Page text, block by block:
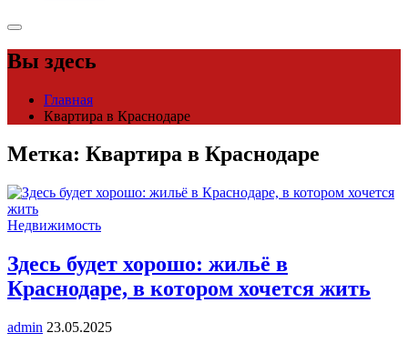
Вы здесь
Главная
Квартира в Краснодаре
Метка: Квартира в Краснодаре
Недвижимость
Здесь будет хорошо: жильё в
Краснодаре, в котором хочется жить
admin 23.05.2025